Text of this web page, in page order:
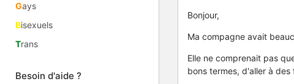
Gays
Bisexuels
Trans
Besoin d'aide ?
Bonjour,
Ma compagne avait
Elle ne comprenait pas
bons termes, d'aller à